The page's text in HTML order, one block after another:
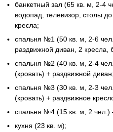
банкетный зал (65 кв. м, 2-4
водопад, телевизор, столы
кресла;
спальня №1 (50 кв. м, 2-6 чел.
раздвижной диван, 2 кресла,
спальня №2 (40 кв. м, 2-4 чел.
(кровать) + раздвижной диван;
спальня №3 (30 кв. м, 2-3 чел.
(кровать) + раздвижное
спальня №4 (15 кв. м, 2 чел.)
кухня (23 кв. м);